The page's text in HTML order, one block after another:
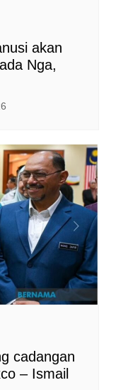
akan
Nga,
cadangan
– Ismail